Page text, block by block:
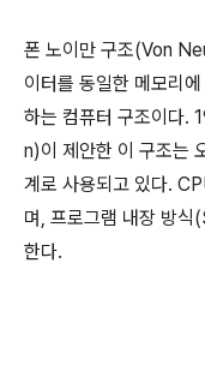
폰 노이만 구조(Von
이터를 동일한 메모리
하는 컴퓨터 구조이다.
n)이 제안한 이 구조는
계로 사용되고 있다.
며, 프로그램 내장 방
한다.